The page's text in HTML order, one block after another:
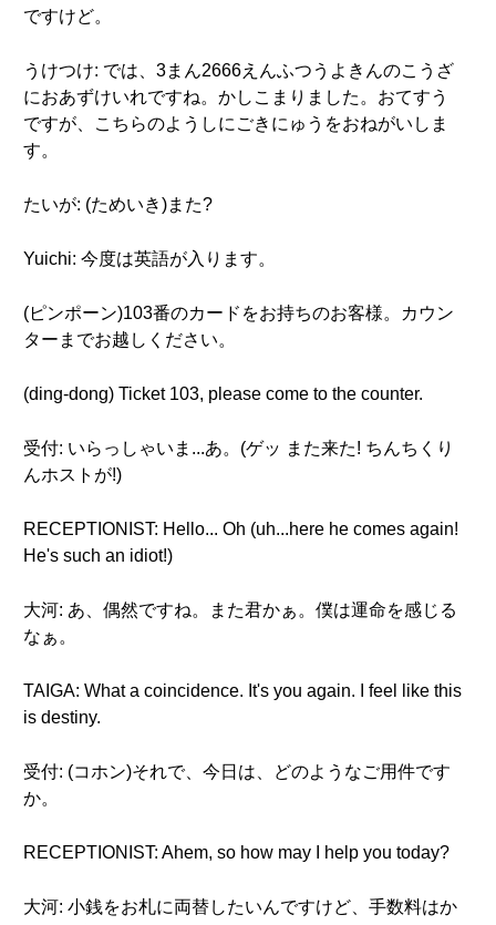
ですけど。
うけつけ: では、3まん2666えんふつうよきんのこうざ
におあずけいれですね。かしこまりました。おてすう
ですが、こちらのようしにごきにゅうをおねがいしま
す。
たいが: (ためいき)また?
Yuichi: 今度は英語が入ります。
(ピンポーン)103番のカードをお持ちのお客様。カウン
ターまでお越しください。
(ding-dong) Ticket 103, please come to the counter.
受付: いらっしゃいま...あ。(ゲッ また来た! ちんちくり
んホストが!)
RECEPTIONIST: Hello... Oh (uh...here he comes again!
He's such an idiot!)
大河: あ、偶然ですね。また君かぁ。僕は運命を感じる
なぁ。
TAIGA: What a coincidence. It's you again. I feel like this
is destiny.
受付: (コホン)それで、今日は、どのようなご用件です
か。
RECEPTIONIST: Ahem, so how may I help you today?
大河: 小銭をお札に両替したいんですけど、手数料はか